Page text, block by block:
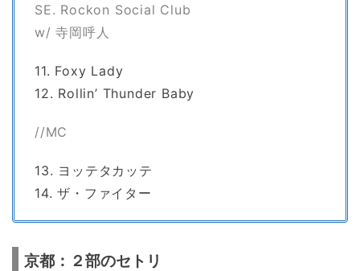
SE. Rockon Social Club
w/ 寺岡呼人
11. Foxy Lady
12. Rollin’ Thunder Baby
//MC
13. ヨッテタカッテ
14. ザ・ファイター
京都：２部のセトリ